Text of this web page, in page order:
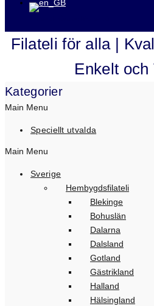
Filateli för alla |
Enkelt och
Kategorier
Main Menu
Speciellt utvalda
Main Menu
Sverige
Hembygdsfilateli
Blekinge
Bohuslän
Dalarna
Dalsland
Gotland
Gästrikland
Halland
Hälsingland